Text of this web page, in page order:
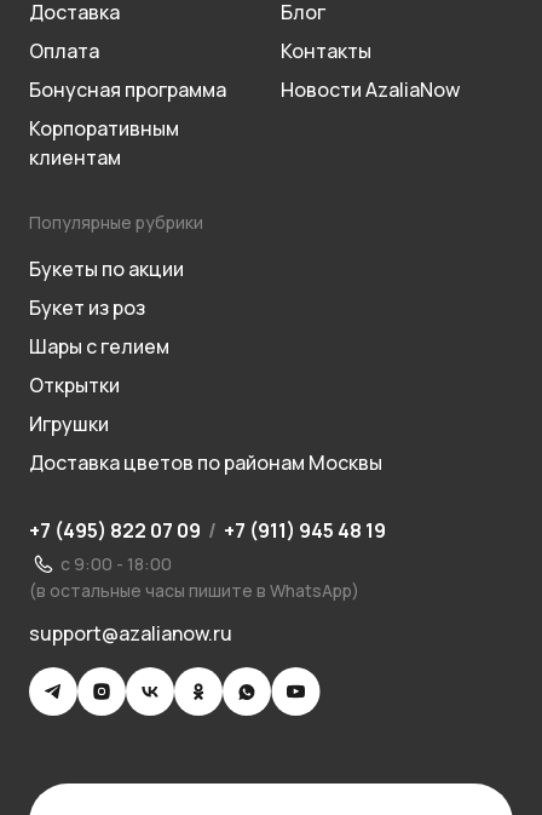
Доставка
Оплата
Бонусная программа
Корпоративным
клиентам
Блог
Контакты
Новости AzaliaNow
Популярные рубрики
Букеты по акции
Букет из роз
Шары с гелием
Открытки
Игрушки
Доставка цветов по районам Москвы
+7 (495) 822 07 09 / +7 (911) 945 48 19
с 9:00 - 18:00
(в остальные часы пишите в WhatsApp)
support@azalianow.ru